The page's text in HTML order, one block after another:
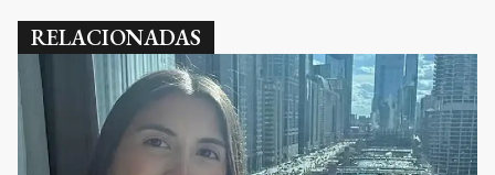
RELACIONADAS